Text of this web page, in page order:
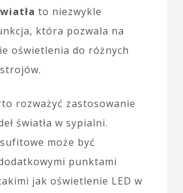
to niezwykle
która pozwala na
oświetlenia do różnych
rozważyć zastosowanie
światła w sypialni.
może być
punktami
jak oświetlenie LED w